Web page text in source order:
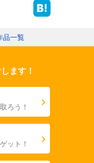
品一覧
ます！
ろう！
ット！